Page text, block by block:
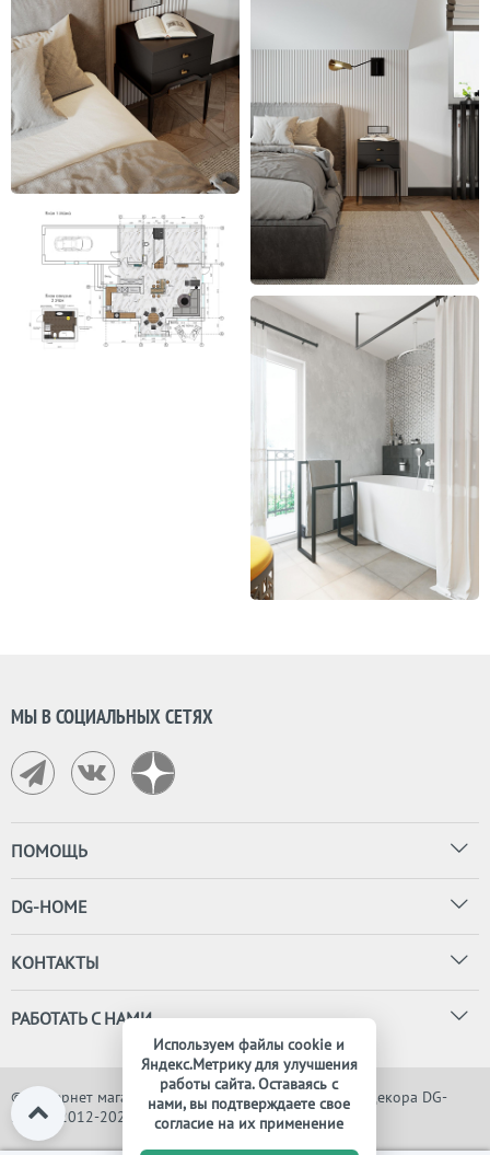
МЫ В СОЦИАЛЬНЫХ СЕТЯХ
ПОМОЩЬ
DG-HOME
КОНТАКТЫ
РАБОТАТЬ С НАМИ
© Интернет магазин дизайнерской мебели, света и декора DG-
HOME, 2012-2026. Все права защищены
Используем файлы cookie и
Яндекс.Метрику для улучшения
работы сайта. Оставаясь с
нами, вы подтверждаете свое
согласие на их применение